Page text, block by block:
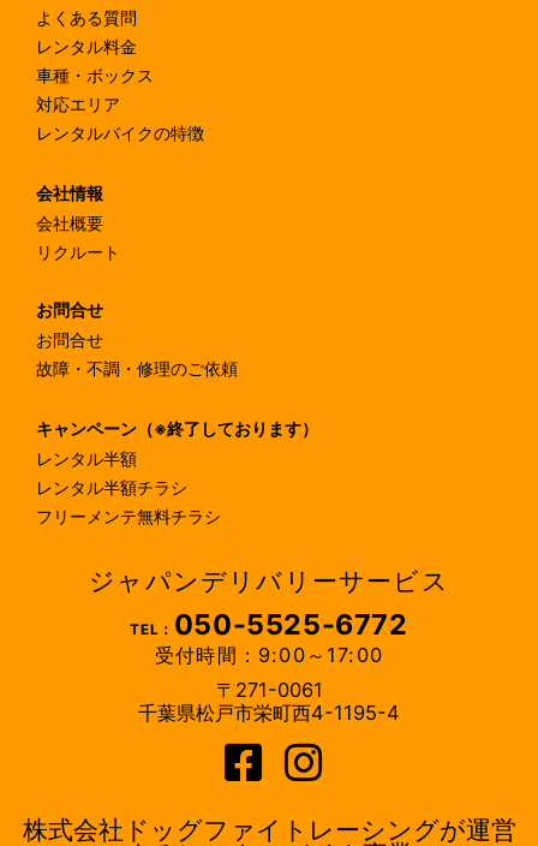
よくある質問
レンタル料金
車種・ボックス
対応エリア
レンタルバイクの特徴
会社情報
会社概要
リクルート
お問合せ
お問合せ
故障・不調・修理のご依頼
キャンペーン（※終了しております）
レンタル半額
レンタル半額チラシ
フリーメンテ無料チラシ
ジャパンデリバリーサービス
TEL： 050-5525-6772
受付時間：9:00～17:00
〒271-0061
千葉県松戸市栄町西4-1195-4
株式会社ドッグファイトレーシングが運営